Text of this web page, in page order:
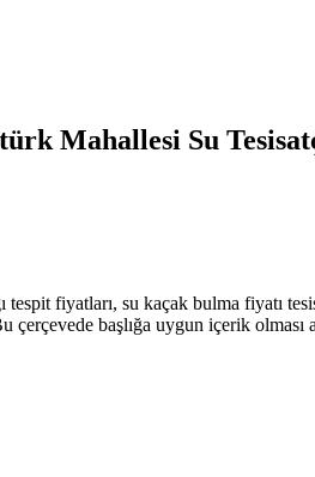
Su
fiyatları, su kaçak bulma fiyatı
başlığa uygun içerik olması